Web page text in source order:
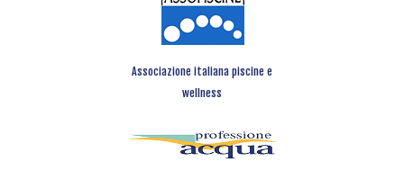
Associazione italiana piscine e
wellness